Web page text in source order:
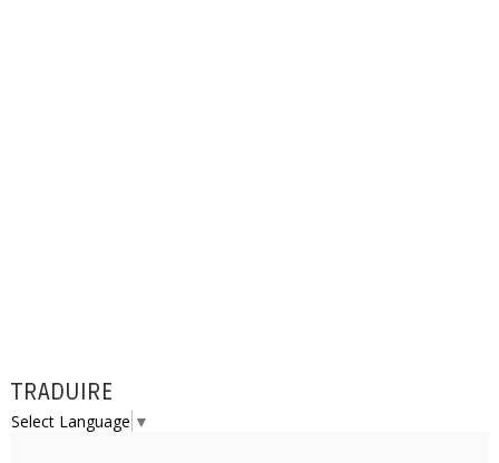
TRADUIRE
Select Language ▼